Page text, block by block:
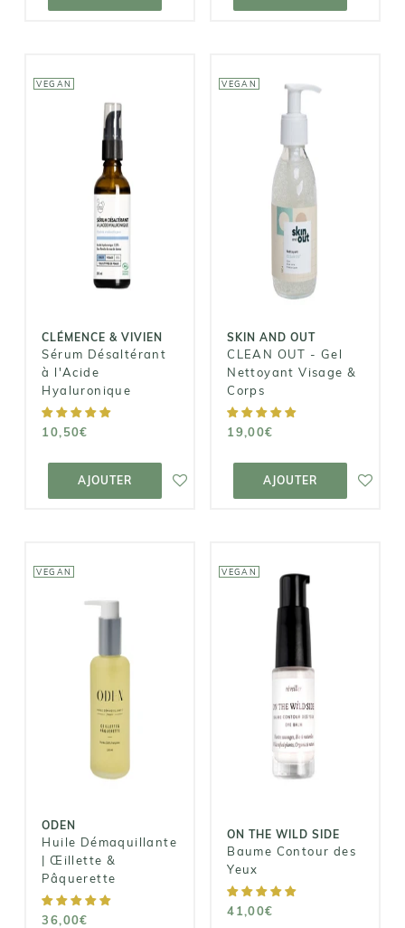
VEGAN
CLÉMENCE & VIVIEN
Sérum Désaltérant
à l'Acide
Hyaluronique
10,50€
AJOUTER
CLÉMENCE &
VIVIEN
Sérum
Désaltérant à
l'Acide
Hyaluronique
AJOUTER AU
PANIER
VEGAN
SKIN AND OUT
CLEAN OUT - Gel
Nettoyant Visage &
Corps
19,00€
AJOUTER
SKIN AND OUT
CLEAN OUT -
Gel Nettoyant
Visage &
Corps
AJOUTER AU
PANIER
VEGAN
ODEN
Huile Démaquillante
| Œillette &
Pâquerette
36,00€
Huile
Démaquillante
| Œillette &
Pâquerette
VEGAN
ON THE WILD SIDE
Baume Contour des
Yeux
41,00€
ON THE WILD
SIDE
Baume
Contour des
Yeux